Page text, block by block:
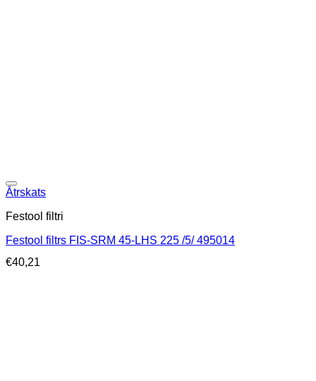
Ātrskats
Festool filtri
Festool filtrs FIS-SRM 45-LHS 225 /5/ 495014
€40,21